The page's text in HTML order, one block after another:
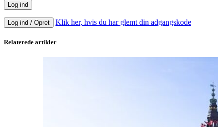
Log ind / Opret Klik her, hvis du har glemt din adgangskode
Relaterede artikler